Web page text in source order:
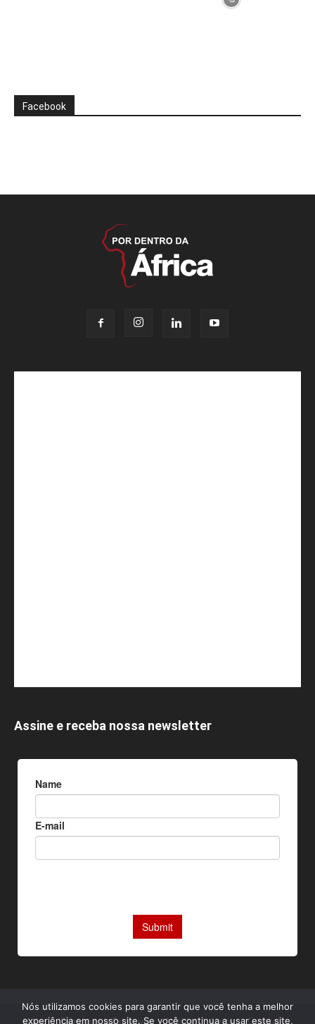
Facebook
Assine e receba nossa newsletter
Home Reportagens Exclusivas Notícias Livros Camisas
Nós utilizamos cookies para garantir que você tenha a melhor
experiência em nosso site. Se você continua a usar este site,